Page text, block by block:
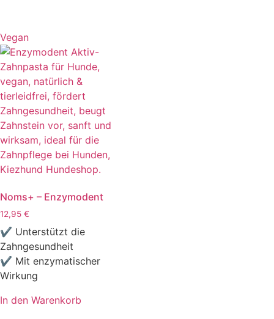
Vegan
Noms+ – Enzymodent
12,95 €
✔ Unterstützt die
Zahngesundheit
✔ Mit enzymatischer
Wirkung
In den Warenkorb